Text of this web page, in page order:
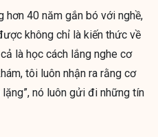
hơn 40 năm gắn bó với nghề,
không chỉ là kiến thức về
là học cách lắng nghe cơ
tôi luôn nhận ra rằng cơ
nó luôn gửi đi những tín